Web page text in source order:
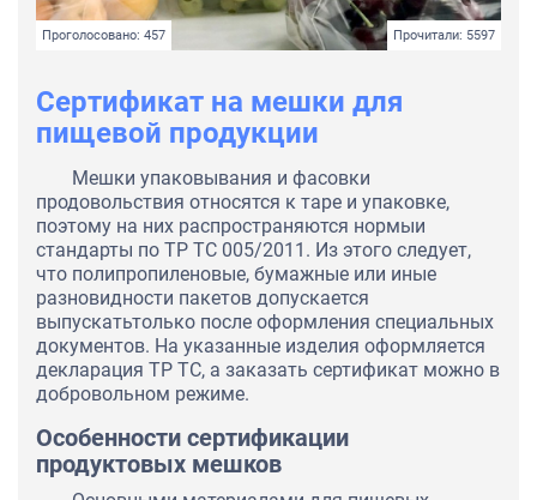
Проголосовано: 457 Прочитали: 5597
Сертификат на мешки для
пищевой продукции
Мешки упаковывания и фасовки
продовольствия относятся к таре и упаковке,
поэтому на них распространяются нормыи
стандарты по ТР ТС 005/2011. Из этого следует,
что полипропиленовые, бумажные или иные
разновидности пакетов допускается
выпускатьтолько после оформления специальных
документов. На указанные изделия оформляется
декларация ТР ТС, а заказать сертификат можно в
добровольном режиме.
Особенности сертификации
продуктовых мешков